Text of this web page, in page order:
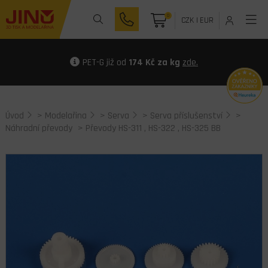
0 CZK| EUR
PET-G již od 174 Kč za kg zde.
Úvod > Modelařina > Serva > Serva příslušenství
>
Náhradní převody > Převody HS-311 , HS-322 , HS-325 BB